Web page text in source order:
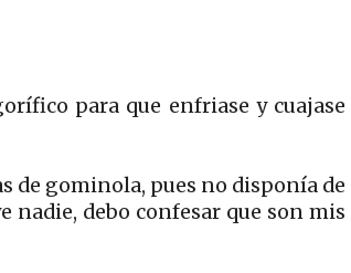
para que enfriase y cuajase
de gominola, pues no disponía de
nadie, debo confesar que son mis